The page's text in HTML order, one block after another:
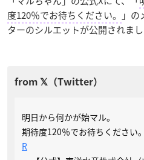
度120％でお待ちください。 」
ターのシルエットが公開されまし
明日から何かが始マル。
期待度120％でお待ちください。
R